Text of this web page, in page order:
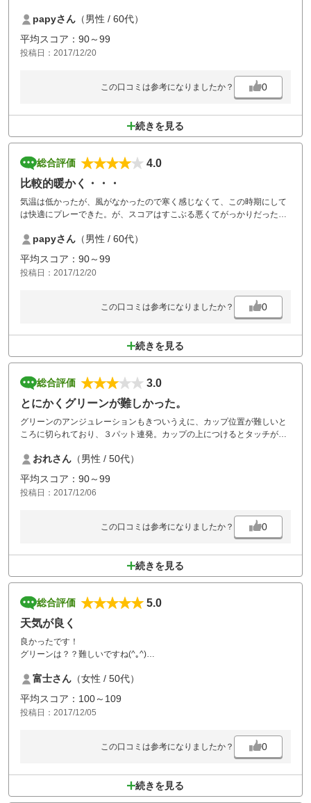
前後が2サムだったので、スムーズに流れてやりやすかった。
春になったらまた来ます。
papyさん （男性 / 60代）
平均スコア：90～99
投稿日：2017/12/20
この口コミは参考になりましたか？ 0
続きを見る
総合評価
4.0
比較的暖かく・・・
気温は低かったが、風がなかったので寒く感じなくて、この時期にして
は快適にプレーできた。が、スコアはすこぶる悪くてがっかりだった。
カートのところの方々が何時も明るく声掛けしてくれるので気持ちよく
帰れます。
papyさん （男性 / 60代）
平均スコア：90～99
投稿日：2017/12/20
この口コミは参考になりましたか？ 0
続きを見る
総合評価
3.0
とにかくグリーンが難しかった。
グリーンのアンジュレーションもきついうえに、カップ位置が難しいと
ころに切られており、３パット連発。カップの上につけるとタッチが難
も。スコアをまとめたい方にはお薦めしません。昼食はボリュームたっ
ぷりです。おじさんには多すぎ。
おれさん （男性 / 50代）
平均スコア：90～99
投稿日：2017/12/06
この口コミは参考になりましたか？ 0
続きを見る
総合評価
5.0
天気が良く
良かったです！
グリーンは？？難しいですね(^｡^)
ー忘れたかな^_^
後は完璧です！又宜しくお願い致します
富士さん （女性 / 50代）
平均スコア：100～109
投稿日：2017/12/05
この口コミは参考になりましたか？ 0
続きを見る